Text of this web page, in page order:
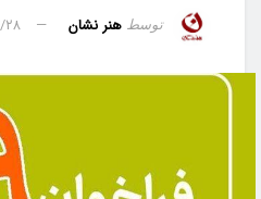
توسط هنر نشان